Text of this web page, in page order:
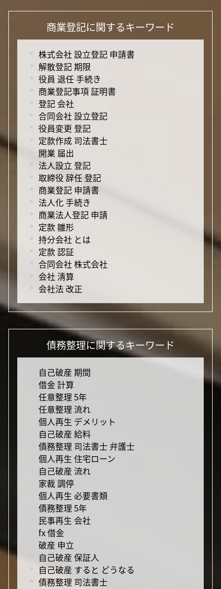
商業登記に関するキーワード
株式会社 設立登記 申請書
解散登記 期限
役員 退任 手続き
商業登記事項 証明書
登記 会社
合同会社 設立登記
役員変更 登記
定款作成 司法書士
開業 届出
法人設立 登記
取締役 辞任 登記
商業登記 申請書
法人化 手続き
商業法人登記 申請
定款 雛形
持分会社 とは
定款 認証
合同会社 株式会社
会社 清算
会社法 改正
債務整理に関するキーワード
自己破産 期間
借金 計算
任意整理 5年
任意整理 流れ
個人再生 デメリット
自己破産 給料
債務整理 司法書士 弁護士
個人再生 住宅ローン
自己破産 流れ
家裁 調停
個人再生 必要書類
債務整理 5年
民事再生 会社
fx 借金
破産 申立
自己破産 保証人
自己破産 すると どうなる
債務整理 司法書士